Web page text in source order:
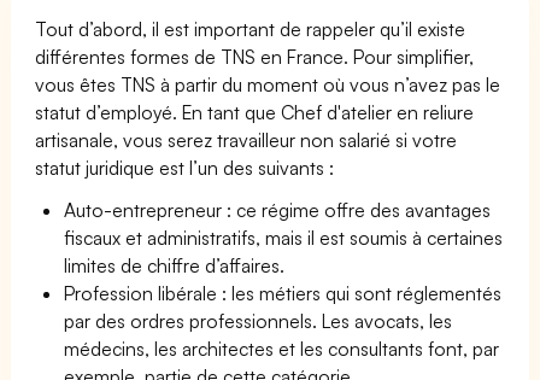
Tout d’abord, il est important de rappeler qu’il existe
différentes formes de TNS en France. Pour simplifier,
vous êtes TNS à partir du moment où vous n’avez pas le
statut d’employé. En tant que Chef d'atelier en reliure
artisanale, vous serez travailleur non salarié si votre
statut juridique est l’un des suivants :
Auto-entrepreneur : ce régime offre des avantages
fiscaux et administratifs, mais il est soumis à certaines
limites de chiffre d’affaires.
Profession libérale : les métiers qui sont réglementés
par des ordres professionnels. Les avocats, les
médecins, les architectes et les consultants font, par